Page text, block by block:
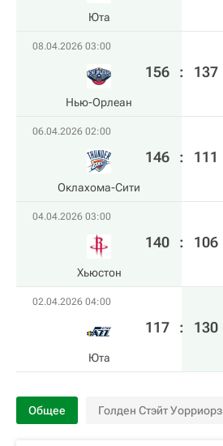
Юта
08.04.2026 03:00
Нью-Орлеан
156 : 137
06.04.2026 02:00
Оклахома-Сити
146 : 111
04.04.2026 03:00
Хьюстон
140 : 106
02.04.2026 04:00
Юта
117 : 130
Общее Голден Стэйт Уорриорз